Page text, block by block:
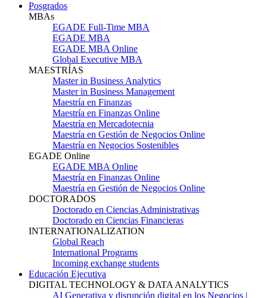
Posgrados
MBAs
EGADE Full-Time MBA
EGADE MBA
EGADE MBA Online
Global Executive MBA
MAESTRÍAS
Master in Business Analytics
Master in Business Management
Maestría en Finanzas
Maestría en Finanzas Online
Maestría en Mercadotecnia
Maestría en Gestión de Negocios Online
Maestría en Negocios Sostenibles
EGADE Online
EGADE MBA Online
Maestría en Finanzas Online
Maestría en Gestión de Negocios Online
DOCTORADOS
Doctorado en Ciencias Administrativas
Doctorado en Ciencias Financieras
INTERNATIONALIZATION
Global Reach
International Programs
Incoming exchange students
Educación Ejecutiva
DIGITAL TECHNOLOGY & DATA ANALYTICS
AI Generativa y disrupción digital en los Negocios |